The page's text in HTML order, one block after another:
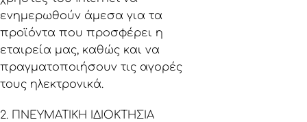
ενημερωθούν άμεσα για τα
προϊόντα που προσφέρει η
εταιρεία μας, καθώς και να
πραγματοποιήσουν τις αγορές
τους ηλεκτρονικά.
2. ΠΝΕΥΜΑΤΙΚΗ ΙΔΙΟΚΤΗΣΙΑ